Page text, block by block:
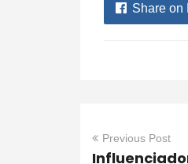
Share on
Previous Post